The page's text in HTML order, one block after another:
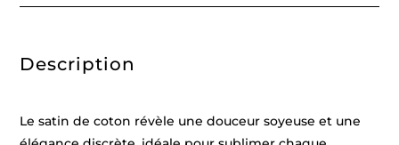
-
-
135
+
80
Description
Le satin de coton révèle une douceur soyeuse et une